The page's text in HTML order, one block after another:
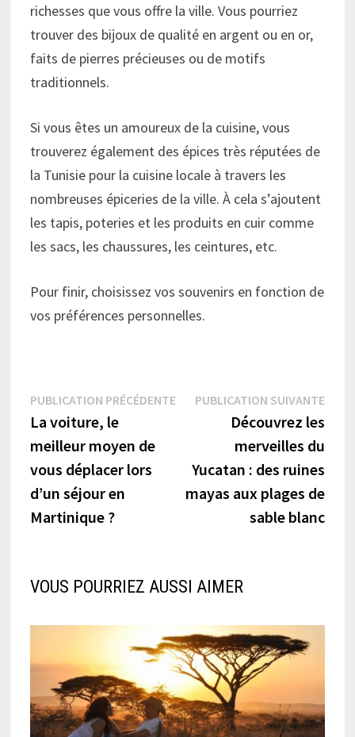
richesses que vous offre la ville. Vous pourriez
trouver des bijoux de qualité en argent ou en or,
faits de pierres précieuses ou de motifs
traditionnels.
Si vous êtes un amoureux de la cuisine, vous
trouverez également des épices très réputées de
la Tunisie pour la cuisine locale à travers les
nombreuses épiceries de la ville. À cela s’ajoutent
les tapis, poteries et les produits en cuir comme
les sacs, les chaussures, les ceintures, etc.
Pour finir, choisissez vos souvenirs en fonction de
vos préférences personnelles.
Navigation
de
l’article
PUBLICATION PRÉCÉDENTEPublication
précédente :
La voiture, le
meilleur moyen de
vous déplacer lors
d’un séjour en
Martinique ?
PUBLICATION SUIVANTE
Découvrez les
merveilles du
Yucatan : des ruines
mayas aux plages de
sable blanc
VOUS POURRIEZ AUSSI AIMER